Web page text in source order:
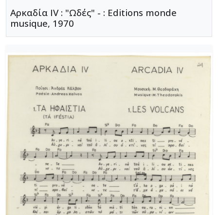
Αρκαδία IV : "Ωδές" - : Editions monde
musique, 1970